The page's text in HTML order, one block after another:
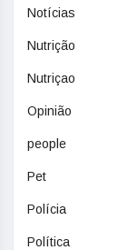
Notícias
Nutrição
Nutriçao
Opinião
people
Pet
Polícia
Política